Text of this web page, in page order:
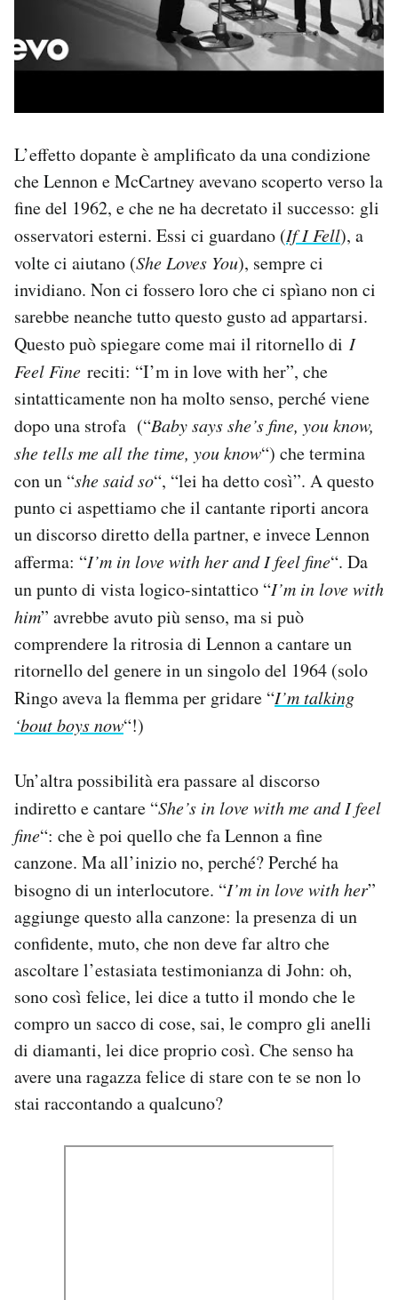
L’effetto dopante è amplificato da una condizione
che Lennon e McCartney avevano scoperto verso la
fine del 1962, e che ne ha decretato il successo: gli
osservatori esterni. Essi ci guardano (If I Fell), a
volte ci aiutano (She Loves You), sempre ci
invidiano. Non ci fossero loro che ci spìano non ci
sarebbe neanche tutto questo gusto ad appartarsi.
Questo può spiegare come mai il ritornello di I
Feel Fine reciti: “I’m in love with her”, che
sintatticamente non ha molto senso, perché viene
dopo una strofa (“Baby says she’s fine, you know,
she tells me all the time, you know“) che termina
con un “she said so“, “lei ha detto così”. A questo
punto ci aspettiamo che il cantante riporti ancora
un discorso diretto della partner, e invece Lennon
afferma: “I’m in love with her and I feel fine“. Da
un punto di vista logico-sintattico “I’m in love with
him” avrebbe avuto più senso, ma si può
comprendere la ritrosia di Lennon a cantare un
ritornello del genere in un singolo del 1964 (solo
Ringo aveva la flemma per gridare “I’m talking
‘bout boys now“!)
Un’altra possibilità era passare al discorso
indiretto e cantare “She’s in love with me and I feel
fine“: che è poi quello che fa Lennon a fine
canzone. Ma all’inizio no, perché? Perché ha
bisogno di un interlocutore. “I’m in love with her”
aggiunge questo alla canzone: la presenza di un
confidente, muto, che non deve far altro che
ascoltare l’estasiata testimonianza di John: oh,
sono così felice, lei dice a tutto il mondo che le
compro un sacco di cose, sai, le compro gli anelli
di diamanti, lei dice proprio così. Che senso ha
avere una ragazza felice di stare con te se non lo
stai raccontando a qualcuno?